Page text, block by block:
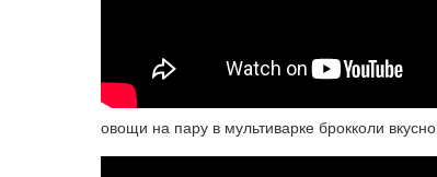
овощи на пару в мультиварке брокколи вкусно